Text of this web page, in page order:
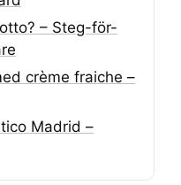
– Steg-för-
crème fraiche –
Madrid –